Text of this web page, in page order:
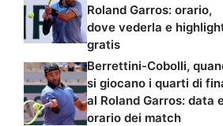
Roland Garros: orario,
dove vederla e
gratis
Berrettini-Cobolli,
si giocano i quarti di
al Roland Garros: data
orario dei match